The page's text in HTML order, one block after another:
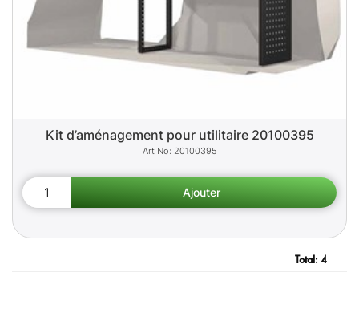
Kit d’aménagement pour utilitaire 20100395
20100395
Total: 4